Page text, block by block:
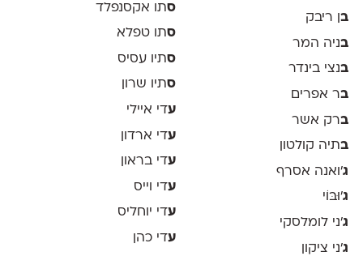
בן ריבק
בניה המר
בנצי בינדר
בר אפרים
ברק אשר
בתיה קולטון
ג'ואנה אסרף
ג'וּבּוֹי
ג׳ני לומלסקי
ג׳ני ציקון
סתו אקסנפלד
סתו טפלא
סתיו עסיס
סתיו שרון
עדי איילי
עדי ארדון
עדי בראון
עדי וייס
עדי יוחליס
עדי כהן